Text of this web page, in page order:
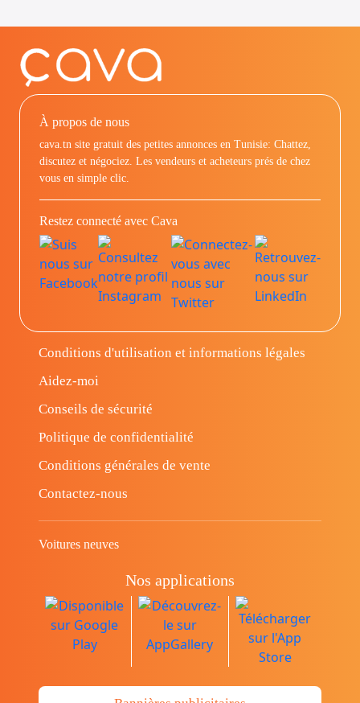
À propos de nous
cava.tn site gratuit des petites annonces en Tunisie: Chattez,
discutez et négociez. Les vendeurs et acheteurs prés de chez
vous en simple clic.
Restez connecté avec Cava
Conditions d'utilisation et informations légales
Aidez-moi
Conseils de sécurité
Politique de confidentialité
Conditions générales de vente
Contactez-nous
Voitures neuves
Nos applications